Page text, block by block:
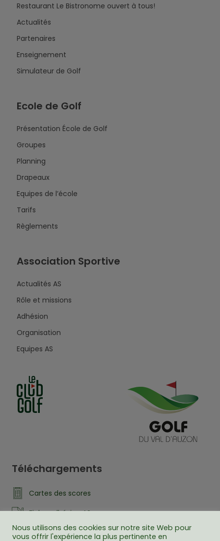
Restaurant Le Bistronome ouvert à tous!
Actualités
Partenaires
Enseignement
Simulateur de Golf
Ecole de Golf
Présentation École de Golf
Groupes
Planning
Drapeaux
Equipes de l’école
Tarifs
Règlements
Association Sportive
Actualités AS
Rôle et missions
Adhésion
Organisation
Equipes AS
Téléchargements
Cartes des scores
Fiche adhésion AS
carte du restaurant
Nous utilisons des cookies sur notre site Web pour
vous offrir l'expérience la plus pertinente en